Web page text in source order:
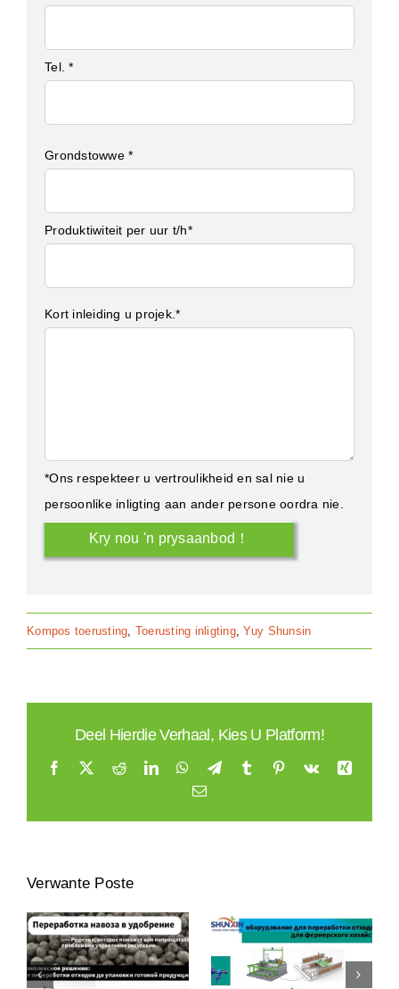
Tel. *
Grondstowwe *
Produktiwiteit per uur t/h*
Kort inleiding u projek.*
*Ons respekteer u vertroulikheid en sal nie u
persoonlike inligting aan ander persone oordra nie.
Kompos toerusting Toerusting inligting,Yuy Shunsin
Deel Hierdie Verhaal, Kies U Platform!
Facebook RedditLinkedInWhatsappTelegramTumblr Pinterest
Vk
Xing
E
pos
Verwante Poste
’n Russiese Kliënt
Het Toerusting Vir
Die Verwerking
1M